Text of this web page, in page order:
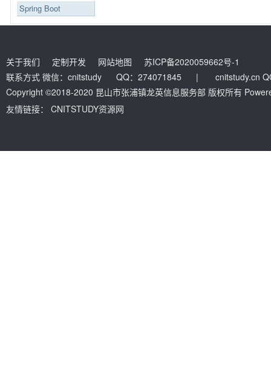
Spring Boot
关于我们 定制开发 网站地图
苏ICP备2020059662号-1
联系方式 微信：cnitstudy QQ：274071845
|
cnitstudy.cn
Copyright ©2018-2020 昆山市张浦镇龙英信息服务部 版权所有
友情链接：
CNITSTUDY资源网